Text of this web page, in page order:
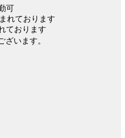
可
れております
ております
います。